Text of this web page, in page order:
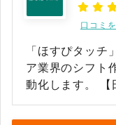
口コミ
「ほすぴタッチ
ア業界のシフト
動化します。 【日本で組めないシフトは無い】を
トほど威力を発